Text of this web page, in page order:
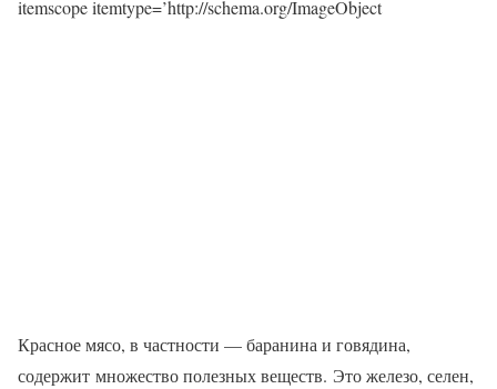
itemscope itemtype=’http://schema.org/ImageObject
Красное мясо, в частности — баранина и говядина,
содержит множество полезных веществ. Это железо, селен,